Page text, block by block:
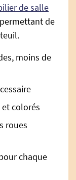
de salle
de
moins de
colorés
roues
chaque